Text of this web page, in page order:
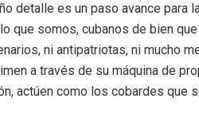
detalle es un paso avance para
que somos, cubanos de bien
ni antipatriotas, ni mucho
a través de su máquina de
actúen como los cobardes que